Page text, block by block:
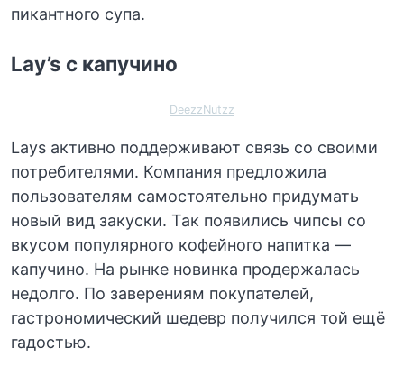
пикантного супа.
Lay’s с капучино
DeezzNutzz
Lays активно поддерживают связь со своими
потребителями. Компания предложила
пользователям самостоятельно придумать
новый вид закуски. Так появились чипсы со
вкусом популярного кофейного напитка —
капучино. На рынке новинка продержалась
недолго. По заверениям покупателей,
гастрономический шедевр получился той ещё
гадостью.